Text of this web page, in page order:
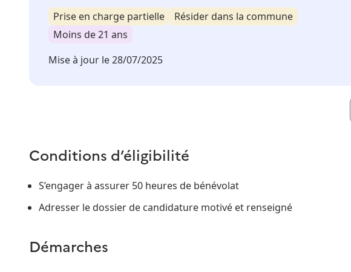
Prise en charge partielle
Résider dans la commune
Moins de 21 ans
Mise à jour le28/07/2025
Conditions d’éligibilité
S’engager à assurer 50 heures de bénévolat
Adresser le dossier de candidature motivé et renseigné
Démarches